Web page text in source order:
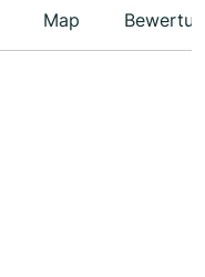
Map